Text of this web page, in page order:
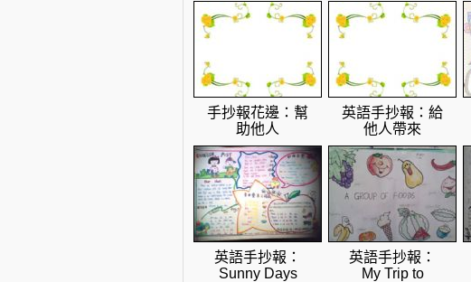
手抄報花邊：幫
助他人
英語手抄報：給
他人帶來
英語手抄報：
Sunny Days
英語手抄報：
My Trip to